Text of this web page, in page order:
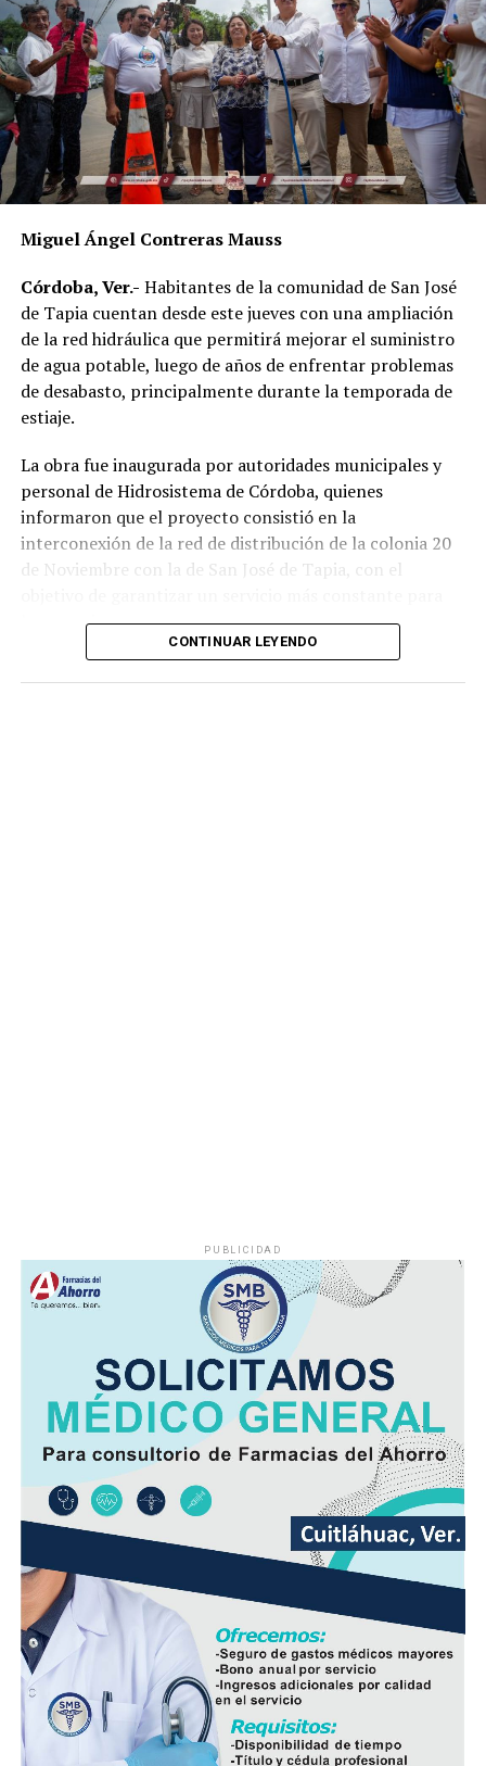
mayor impacto social.
Al evento acudieron el alcalde de Córdoba, Manuel
Alonso Cerezo; la síndica única, Irene Sedas González;
integrantes del Cabildo, así como la directora del DIF
Municipal, Luz del Carmen Lezama Rodríguez, y la
coordinadora de Bienestar Social, Dennis Araceli Lira
Tosqui.
También participaron Lisset Dalila Rojas Moreno,
Virginia Medorio Trujillo, presidenta de la Asociación
Emprender el Vuelo.
El diálogo permitió poner sobre la mesa la importancia
de fortalecer la participación de las mujeres en los
espacios públicos y comunitarios, además de generar
las brechas de desigualdad.
Miguel Ángel Contreras Mauss
Córdoba, Ver.- Habitantes de la comunidad de San José
de Tapia cuentan desde este jueves con una ampliación
de la red hidráulica que permitirá mejorar el suministro
de agua potable, luego de años de enfrentar problemas
de desabasto, principalmente durante la temporada de
estiaje.
La obra fue inaugurada por autoridades municipales y
personal de Hidrosistema de Córdoba, quienes
informaron que el proyecto consistió en la
interconexión de la red de distribución de la colonia 20
de Noviembre con la de San José de Tapia, con el
los usuarios.
De acuerdo con la información proporcionada, los
Dulce María Alducin Vallejo, habitante de la comunidad,
explicó que la petición fue presentada ante las
autoridades municipales y que, tras las gestiones
realizadas en conjunto con Hidrosistema, fue posible
concretar la obra que hoy permite mejorar el
suministro.
Además de incrementar la capacidad de conducción, la
nueva infraestructura incorpora válvulas y materiales de
mayor resistencia, lo que permitirá mantener una mejor
operación del sistema y disminuir las afectaciones
derivadas de fallas en la red.
Con esta ampliación, las autoridades municipales buscan
fortalecer la infraestructura hidráulica en las
comunidades rurales y mejorar el acceso al agua potable
para cientos de familias que durante años enfrentaron
un servicio irregular.
CONTINUAR LEYENDO
PUBLICIDAD